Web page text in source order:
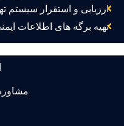
ارزیابی و استقرار سیستم تهویه
تهیه برگه های اطلاعات ایمنی
مشاوره